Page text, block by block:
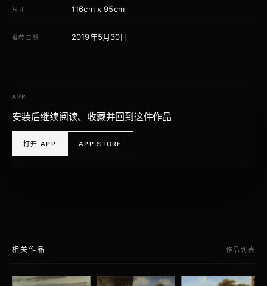
尺寸 116cm x 95cm
推荐日期 2019年5月30日
APP
安装后继续阅读、收藏并回到这件作品
打开 APP APP STORE
相关作品 作品列表